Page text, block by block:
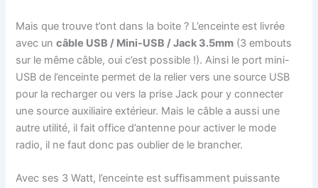
Mais que trouve t’ont dans la boite ? L’enceinte est livrée
avec uncâble USB / Mini-USB / Jack 3.5mm (3 embouts
sur le même câble, oui c’est possible !). Ainsi le port mini-
USB de l’enceinte permet de la relier vers une source USB
pour la recharger ou vers la prise Jack pour y connecter
une source auxiliaire extérieur. Mais le câble a aussi une
autre utilité, il fait office d’antenne pour activer le mode
radio, il ne faut donc pas oublier de le brancher.
Avec ses 3 Watt, l’enceinte est suffisamment puissante